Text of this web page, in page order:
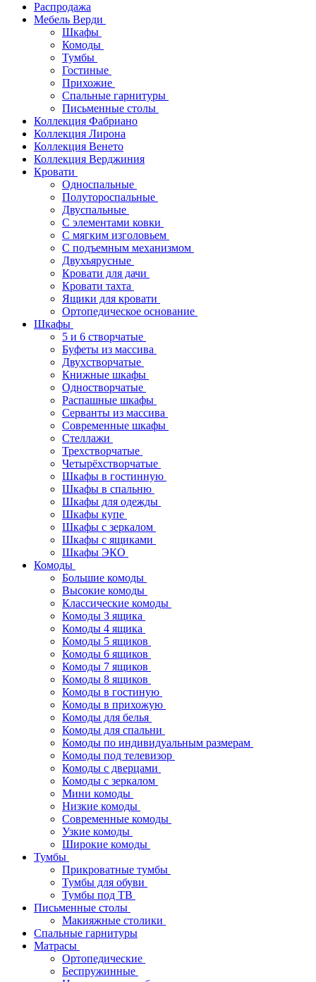
Распродажа
Мебель Верди
Шкафы
Комоды
Тумбы
Гостиные
Прихожие
Спальные гарнитуры
Письменные столы
Коллекция Фабриано
Коллекция Лирона
Коллекция Венето
Коллекция Верджиния
Кровати
Односпальные
Полутороспальные
Двуспальные
С элементами ковки
С мягким изголовьем
С подъемным механизмом
Двухъярусные
Кровати для дачи
Кровати тахта
Ящики для кровати
Ортопедическое основание
Шкафы
5 и 6 створчатые
Буфеты из массива
Двухстворчатые
Книжные шкафы
Одностворчатые
Распашные шкафы
Серванты из массива
Современные шкафы
Стеллажи
Трехстворчатые
Четырёхстворчатые
Шкафы в гостинную
Шкафы в спальню
Шкафы для одежды
Шкафы купе
Шкафы с зеркалом
Шкафы с ящиками
Шкафы ЭКО
Комоды
Большие комоды
Высокие комоды
Классические комоды
Комоды 3 ящика
Комоды 4 ящика
Комоды 5 ящиков
Комоды 6 ящиков
Комоды 7 ящиков
Комоды 8 ящиков
Комоды в гостиную
Комоды в прихожую
Комоды для белья
Комоды для спальни
Комоды по индивидуальным размерам
Комоды под телевизор
Комоды с дверцами
Комоды с зеркалом
Мини комоды
Низкие комоды
Современные комоды
Узкие комоды
Широкие комоды
Тумбы
Прикроватные тумбы
Тумбы для обуви
Тумбы под ТВ
Письменные столы
Макияжные столики
Спальные гарнитуры
Матрасы
Ортопедические
Беспружинные